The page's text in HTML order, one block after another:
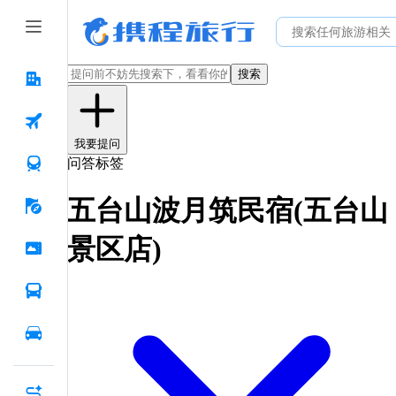
搜索
我要提问
问答标签
五台山波月筑民宿(五台山
景区店)